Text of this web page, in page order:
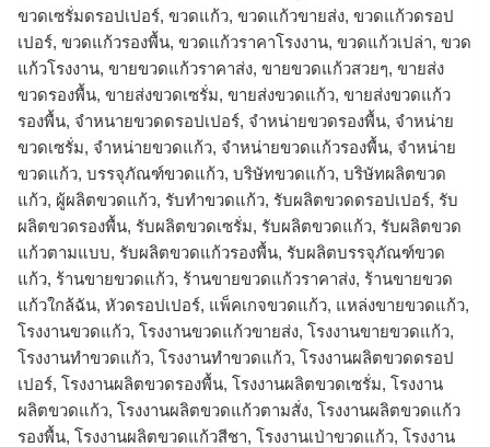
ขวดเซรั่มดรอปเปอร์, ขวดแก้ว, ขวดแก้วขายส่ง, ขวดแก้วดรอป
เปอร์, ขวดแก้วรองพื้น, ขวดแก้วราคาโรงงาน, ขวดแก้วเปล่า, ขวด
แก้วโรงงาน, ขายขวดแก้วราคาส่ง, ขายขวดแก้วสวยๆ, ขายส่ง
ขวดรองพื้น, ขายส่งขวดเซรั่ม, ขายส่งขวดแก้ว, ขายส่งขวดแก้ว
รองพื้น, จำหนายขวดดรอปเปอร์, จำหน่ายขวดรองพื้น, จำหน่าย
ขวดเซรั่ม, จำหน่ายขวดแก้ว, จำหน่ายขวดแก้วรองพื้น, จําหน่าย
ขวดแก้ว, บรรจุภัณฑ์ขวดแก้ว, บริษัทขวดแก้ว, บริษัทผลิตขวด
แก้ว, ผู้ผลิตขวดแก้ว, รับทำขวดแก้ว, รับผลิตขวดดรอปเปอร์, รับ
ผลิตขวดรองพื้น, รับผลิตขวดเซรั่ม, รับผลิตขวดแก้ว, รับผลิตขวด
แก้วตามแบบ, รับผลิตขวดแก้วรองพื้น, รับผลิตบรรจุภัณฑ์ขวด
แก้ว, ร้านขายขวดแก้ว, ร้านขายขวดแก้วราคาส่ง, ร้านขายขวด
แก้วใกล้ฉัน, หัวดรอปเปอร์, แพ็คเกจขวดแก้ว, แหล่งขายขวดแก้ว,
โรงงานขวดแก้ว, โรงงานขวดแก้วขายส่ง, โรงงานขายขวดแก้ว,
โรงงานทำขวดแก้ว, โรงงานทําขวดแก้ว, โรงงานผลิตขวดดรอป
เปอร์, โรงงานผลิตขวดรองพื้น, โรงงานผลิตขวดเซรั่ม, โรงงาน
ผลิตขวดแก้ว, โรงงานผลิตขวดแก้วตามสั่ง, โรงงานผลิตขวดแก้ว
รองพื้น, โรงงานผลิตขวดแก้วสีชา, โรงงานเป่าขวดแก้ว, โรงงาน